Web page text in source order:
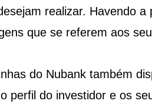
realizar. Havendo
que se referem aos
do Nubank também
perfil do investidor e os